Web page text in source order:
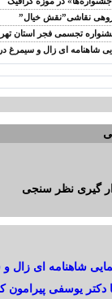
نقاشی”نقش خیال”
تجسمی فجر استان
شاهنامه ای زال و سیمرغ
گیری نظر سنجی
شاهنامه ای
دکتر یوسفی پیرامون